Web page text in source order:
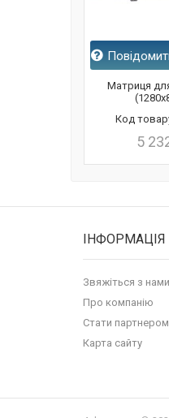
Матриця
Код
5
ІНФОРМАЦІЯ
Звяжіться з нами
Про компанію
Стати партнером
Карта сайту